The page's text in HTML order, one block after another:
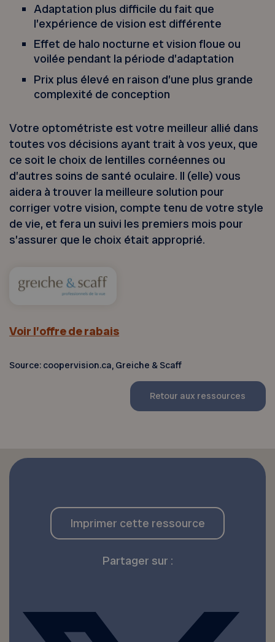
Adaptation plus difficile du fait que
l’expérience de vision est différente
Effet de halo nocturne et vision floue ou
voilée pendant la période d’adaptation
Prix plus élevé en raison d’une plus grande
complexité de conception
Votre optométriste est votre meilleur allié dans
toutes vos décisions ayant trait à vos yeux, que
ce soit le choix de lentilles cornéennes ou
d’autres soins de santé oculaire. Il (elle) vous
aidera à trouver la meilleure solution pour
corriger votre vision, compte tenu de votre style
de vie, et fera un suivi les premiers mois pour
s’assurer que le choix était approprié.
Voir l’offre de rabais
Source: coopervision.ca, Greiche & Scaff
Retour aux ressources
Imprimer cette ressource
Partager sur :